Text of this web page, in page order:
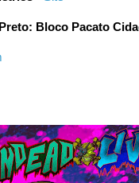
Bloco Pacato